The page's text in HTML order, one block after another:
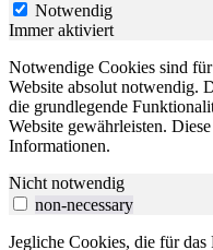
Notwendig
Immer aktiviert
Notwendige Cookies sind
Website absolut notwendig.
die grundlegende
Website gewährleisten.
Informationen.
Nicht notwendig
non-necessary
Jegliche Cookies, die für